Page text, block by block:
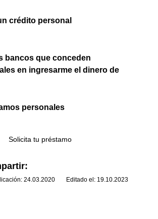
crédito personal
bancos que conceden
en ingresarme el dinero de
personales
Solicita tu préstamo
24.03.2020 Editado el: 19.10.2023